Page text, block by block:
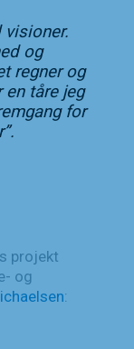
visioner.
og
regner og
en tåre jeg
for
”.
projekt
og
: